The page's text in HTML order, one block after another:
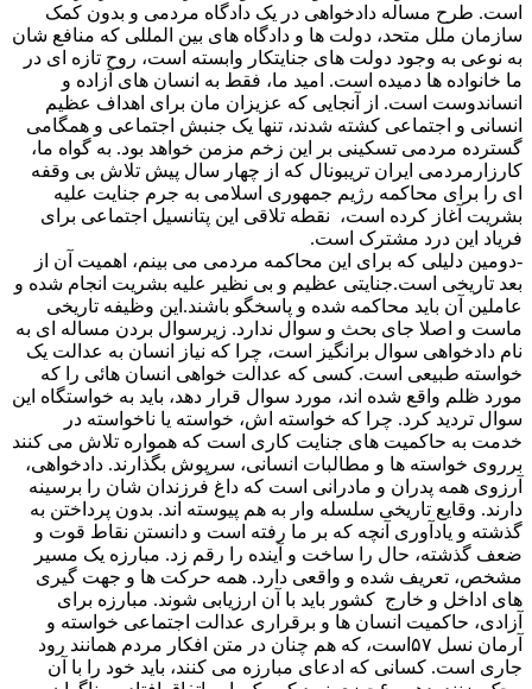
است. طرح مساله دادخواهی در یک دادگاه مردمی و بدون کمک
سازمان ملل متحد، دولت ها و دادگاه های بین المللی که منافع شان
به نوعی به وجود دولت های جنایتکار وابسته است، روح تازه ای در
ما خانواده ها دمیده است. امید ما، فقط به انسان های آزاده و
انساندوست است. از آنجایی که عزیزان مان برای اهداف عظیم
انسانی و اجتماعی کشته شدند، تنها یک جنبش اجتماعی و همگامی
گسترده مردمی تسکینی بر این زخم مزمن خواهد بود. به گواه ما،
کارزارمردمی ایران تریبونال که از چهار سال پیش تلاش بی وقفه
ای را برای محاکمه رژیم جمهوری اسلامی به جرم جنایت علیه
بشریت آغاز کرده است، نقطه تلاقی این پتانسیل اجتماعی برای
فریاد این درد مشترک است.
-دومین دلیلی که برای این محاکمه مردمی می بینم، اهمیت آن از
بعد تاریخی است.جنایتی عظیم و بی نظیر علیه بشریت انجام شده و
عاملین آن باید محاکمه شده و پاسخگو باشند.این وظیفه تاریخی
ماست و اصلا جای بحث و سوال ندارد. زیرسوال بردن مساله ای به
نام دادخواهی سوال برانگیز است، چرا که نیاز انسان به عدالت یک
خواسته طبیعی است. کسی که عدالت خواهی انسان هائی را که
مورد ظلم واقع شده اند، مورد سوال قرار دهد، باید به خواستگاه این
سوال تردید کرد. چرا که خواسته اش، خواسته یا ناخواسته در
خدمت به حاکمیت های جنایت کاری است که همواره تلاش می کنند
برروی خواسته ها و مطالبات انسانی، سرپوش بگذارند. دادخواهی،
آرزوی همه پدران و مادرانی است که داغ فرزندان شان را برسینه
دارند. وقایع تاریخی سلسله وار به هم پیوسته اند. بدون پرداختن به
گذشته و یادآوری آنچه که بر ما رفته است و دانستن نقاط قوت و
ضعف گذشته، حال را ساخت و آینده را رقم زد. مبارزه یک مسیر
مشخص، تعریف شده و واقعی دارد. همه حرکت ها و جهت گیری
های اداخل و خارج کشور باید با آن ارزیابی شوند. مبارزه برای
آزادی، حاکمیت انسان ها و برقراری عدالت اجتماعی خواسته و
آرمان نسل ۵۷است، که هم چنان در متن افکار مردم همانند رود
جاری است. کسانی که ادعای مبارزه می کنند، باید خود را با آن